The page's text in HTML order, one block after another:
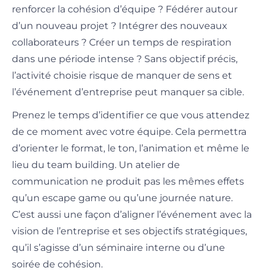
renforcer la cohésion d’équipe ? Fédérer autour
d’un nouveau projet ? Intégrer des nouveaux
collaborateurs ? Créer un temps de respiration
dans une période intense ? Sans objectif précis,
l’activité choisie risque de manquer de sens et
l’événement d’entreprise peut manquer sa cible.
Prenez le temps d’identifier ce que vous attendez
de ce moment avec votre équipe. Cela permettra
d’orienter le format, le ton, l’animation et même le
lieu du team building. Un atelier de
communication ne produit pas les mêmes effets
qu’un escape game ou qu’une journée nature.
C’est aussi une façon d’aligner l’événement avec la
vision de l’entreprise et ses objectifs stratégiques,
qu’il s’agisse d’un séminaire interne ou d’une
soirée de cohésion.